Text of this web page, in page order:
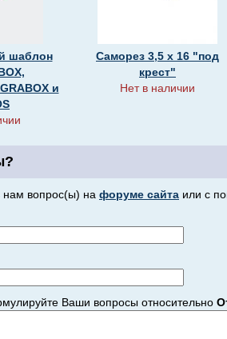
шаблон
и
Саморез 3,5 х 16 "под
крест"
Нет в наличии
нам вопрос(ы) на форуме сайта или с
Ваши вопросы относительно